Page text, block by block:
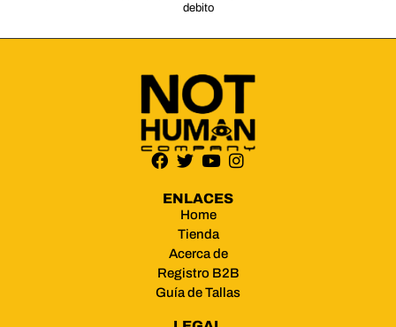
debito
ENLACES
Home
Tienda
Acerca de
Registro B2B
Guía de Tallas